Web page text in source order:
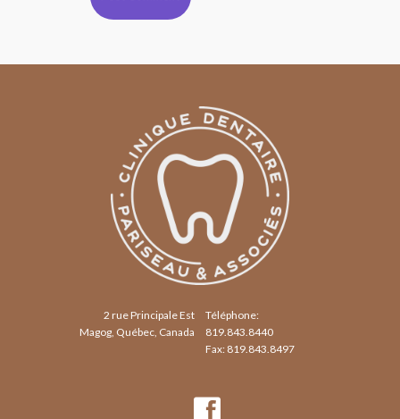
Téléphone:
819.843.8440
Fax: 819.843.8497
2 rue Principale Est
Magog, Québec, Canada